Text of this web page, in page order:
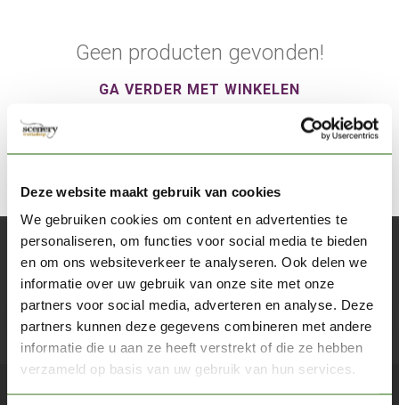
Deze website maakt gebruik van cookies
We gebruiken cookies om content en advertenties te
personaliseren, om functies voor social media te bieden
en om ons websiteverkeer te analyseren. Ook delen we
informatie over uw gebruik van onze site met onze
partners voor social media, adverteren en analyse. Deze
partners kunnen deze gegevens combineren met andere
informatie die u aan ze heeft verstrekt of die ze hebben
verzameld op basis van uw gebruik van hun services.
Geen producten gevonden!
GA VERDER MET WINKELEN
Abonneer je op onze nieuwsbrief
Blijf op de hoogte over onze laatste acties